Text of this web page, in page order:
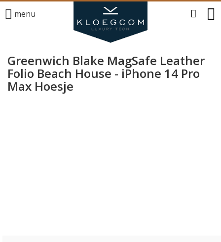
menu
Greenwich Blake MagSafe Leather
Folio Beach House - iPhone 14 Pro
Max Hoesje